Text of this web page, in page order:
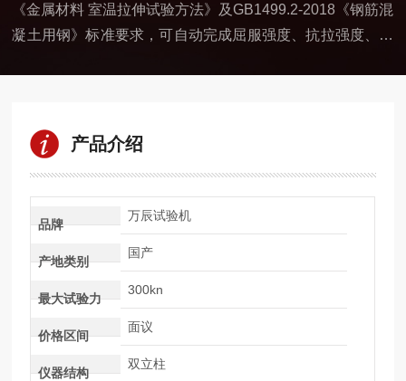
《金属材料 室温拉伸试验方法》及GB1499.2-2018《钢筋混
凝土用钢》标准要求，可自动完成屈服强度、抗拉强度、断
产品介绍
品牌
万辰试验机
产地类别
国产
最大试验力
300kn
价格区间
面议
仪器结构
双立柱